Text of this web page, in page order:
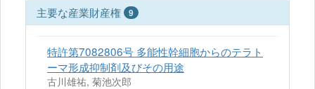
主要な産業財産権 9
特許第7082806号 多能性幹細胞からのテラト
ーマ形成抑制剤及びその用途
古川雄祐, 菊池次郎